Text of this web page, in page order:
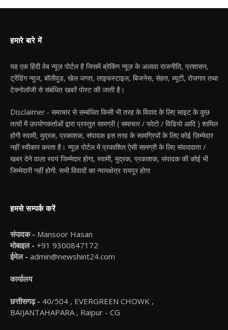
हमारे बारे में
यह एक हिंदी वेब न्यूज़ पोर्टल है जिसमें ब्रेकिंग न्यूज़ के अलावा राजनीति, प्रशासन,
ट्रेंडिंग न्यूज, बॉलीवुड, खेल जगत, लाइफस्टाइल, बिजनेस, सेहत, ब्यूटी, रोजगार तथा
टेक्नोलॉजी से संबंधित खबरें पोस्ट की जाती है।
Disclaimer - समाचार से सम्बंधित किसी भी तरह के विवाद के लिए साइट के कुछ
तत्वों में उपयोगकर्ताओं द्वारा प्रस्तुत सामग्री ( समाचार / फोटो / विडियो आदि ) शामिल
होगी स्वामी, मुद्रक, प्रकाशक, संपादक इस तरह के सामग्रियों के लिए कोई ज़िम्मेदार
नहीं स्वीकार करता है। न्यूज़ पोर्टल में प्रकाशित ऐसी सामग्री के लिए संवाददाता /
खबर देने वाला स्वयं जिम्मेदार होगा, स्वामी, मुद्रक, प्रकाशक, संपादक की कोई भी
जिम्मेदारी नहीं होगी. सभी विवादों का न्यायक्षेत्र रायपुर होगा
हमसे सम्पर्क करें
संपादक - Mansoor Hasan
मोबाइल - +91 9300847172
ईमेल - admin@newshint24.com
कार्यालय
छत्तीसगढ़ - 40/504 , EVERGREEN CHOWK ,
BAIJANTAHAPARA , Raipur - CG